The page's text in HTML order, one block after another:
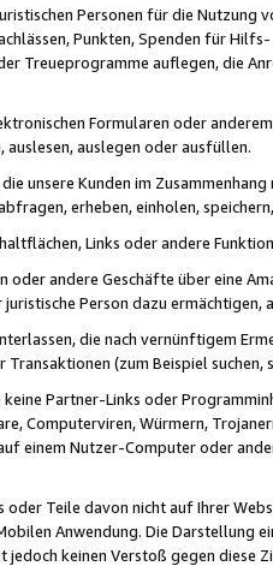
Personen für die Nutzung
Punkten, Spenden für
Treueprogramme auflegen, die
Formularen oder
auslegen oder ausfüllen.
unsere Kunden im
erheben, einholen,
Links oder andere
oder andere Geschäfte über eine
Person dazu
die nach vernünftigem
Transaktionen (zum Beispiel
Partner-Links oder
Computerviren, Würmern,
einem Nutzer-Computer oder
oder Teile davon nicht auf Ihrer
Anwendung. Die Darstellung
jedoch keinen Verstoß gegen diese